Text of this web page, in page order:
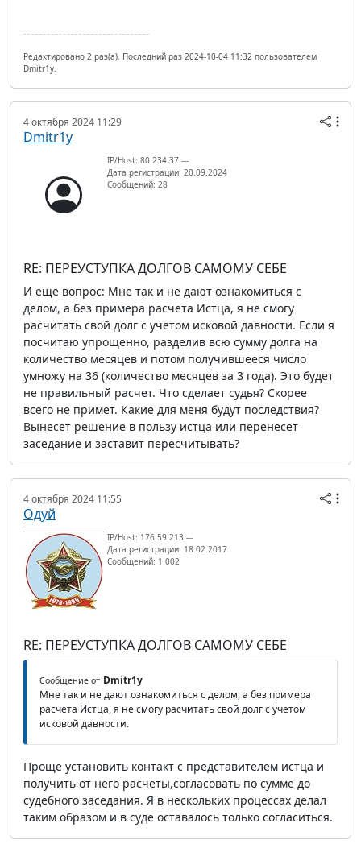
Редактировано 2 раз(а). Последний раз 2024-10-04 11:32 пользователем
Dmitr1y.
4 октября 2024 11:29
Dmitr1y
IP/Host: 80.234.37.---
Дата регистрации: 20.09.2024
Сообщений: 28
RE: ПЕРЕУСТУПКА ДОЛГОВ САМОМУ СЕБЕ
И еще вопрос: Мне так и не дают ознакомиться с
делом, а без примера расчета Истца, я не смогу
расчитать свой долг с учетом исковой давности. Если я
посчитаю упрощенно, разделив всю сумму долга на
количество месяцев и потом получившееся число
умножу на 36 (количество месяцев за 3 года). Это будет
не правильный расчет. Что сделает судья? Скорее
всего не примет. Какие для меня будут последствия?
Вынесет решение в пользу истца или перенесет
заседание и заставит пересчитывать?
4 октября 2024 11:55
Одуй
IP/Host: 176.59.213.---
Дата регистрации: 18.02.2017
Сообщений: 1 002
RE: ПЕРЕУСТУПКА ДОЛГОВ САМОМУ СЕБЕ
Сообщение от Dmitr1y
Мне так и не дают ознакомиться с делом, а без примера
расчета Истца, я не смогу расчитать свой долг с учетом
исковой давности.
Проще установить контакт с представителем истца и
получить от него расчеты,согласовать по сумме до
судебного заседания. Я в нескольких процессах делал
таким образом и в суде оставалось только согласиться.